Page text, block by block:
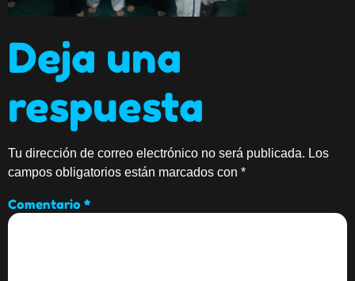
Deja una
respuesta
Tu dirección de correo electrónico no será publicada. Los
campos obligatorios están marcados con *
Comentario *